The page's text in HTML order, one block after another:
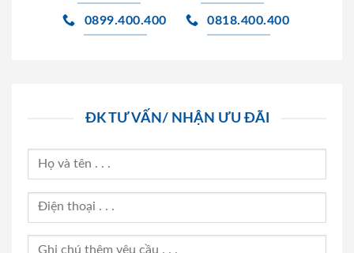
0899.400.400 0818.400.400
ĐK TƯ VẤN/ NHẬN ƯU ĐÃI